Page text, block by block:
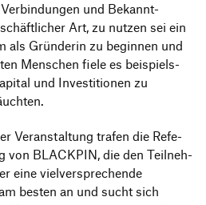
und Bekannt­
Art, zu nutzen sei ein
als Grün­derin zu beginnen und
Menschen fiele es beispiels­
und Inves­ti­tionen zu
Veran­stal­tung trafen die Refe­
von BLACKPIN, die den Teil­neh­
eine viel­ver­spre­chende
besten an und sucht sich